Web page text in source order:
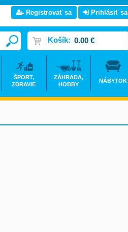
Registrovať sa Prihlásiť sa
Košík: 0.00 €
ŠPORT,
ZDRAVIE
ZÁHRADA,
HOBBY
NÁBYTOK